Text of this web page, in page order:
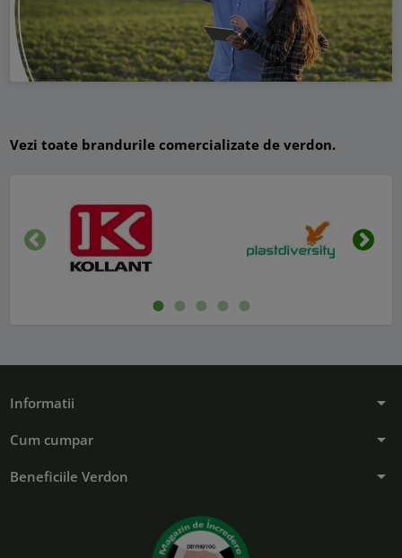
Vezi toate brandurile comercializate de verdon.
Inapoi
Informatii arrow_drop_down
Cum cumpar arrow_drop_down
Beneficiile Verdon arrow_drop_down